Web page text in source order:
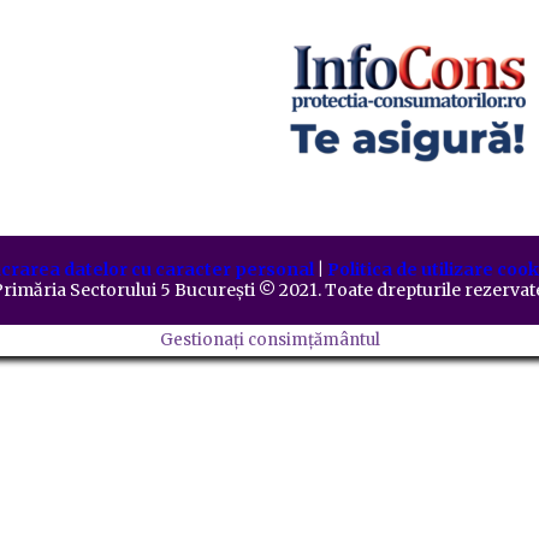
datelor cu caracter personal| Politica de utilizare
Sectorului 5 București ©️ 2021. Toate drepturile
Gestionați consimțământul